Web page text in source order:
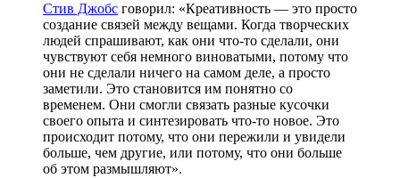
Стив Джобс говорил: «Креативность — это просто
создание связей между вещами. Когда творческих
людей спрашивают, как они что-то сделали, они
чувствуют себя немного виноватыми, потому что
они не сделали ничего на самом деле, а просто
заметили. Это становится им понятно со
временем. Они смогли связать разные кусочки
своего опыта и синтезировать что-то новое. Это
происходит потому, что они пережили и увидели
больше, чем другие, или потому, что они больше
об этом размышляют».